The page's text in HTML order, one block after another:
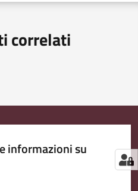
correlati
informazioni su